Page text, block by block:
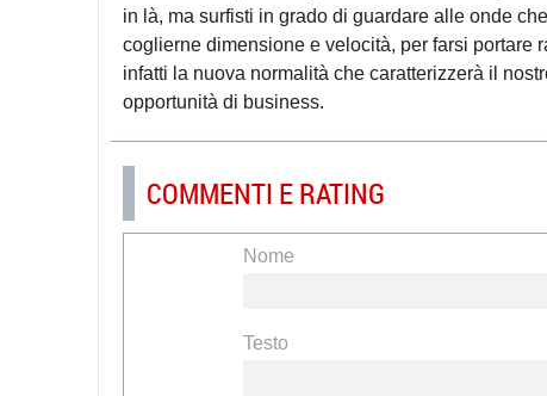
in là, ma surfisti in grado di guardare alle onde
coglierne dimensione e velocità, per farsi portare
infatti la nuova normalità che caratterizzerà il
opportunità di business.
COMMENTI E RATING
Nome
Testo